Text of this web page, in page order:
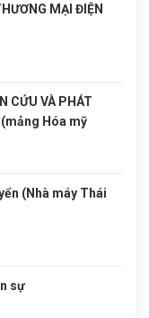
MẠI ĐIỆN
CỨU VÀ PHÁT
(mảng Hóa mỹ
(Nhà máy Thái
sự